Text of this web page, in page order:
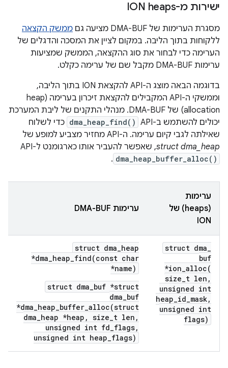
ישירות מ-ION heaps
מסגרת הערימות של DMA-BUF מציעה גם
ממשק הקצאה
ללקוחות בתוך הליבה. במקום לציין את המסכה והדגלים של
הערימה כדי לבחור את סוג ההקצאה, הממשק שמציעות
ערימות DMA-BUF מקבל שם של ערימה כקלט.
בדוגמה הבאה מוצג ה-API להקצאת ION בתוך הליבה,
וממשקי ה-API המקבילים להקצאת זיכרון בערימה (heap
allocation) של DMA-BUF. מנהלי התקנים של ליבת המערכת
יכולים להשתמש ב-API‏
dma_heap_find() כדי לשלוח
שאילתה לגבי קיום ערימה. ה-API מחזיר מצביע למופע של
struct dma_heap, שאפשר להעביר אותו כארגומנט ל-API‏
dma_heap_buffer_alloc()
.
ערימות
(heaps) של
ION
ערימות DMA-BUF
struct dma_
buf
*ion_alloc(
size_t len ,
unsigned int
heap_id_mask,
unsigned int
flags)
struct dma_heap
*dma_heap_find(const char
*name)
struct dma_buf *struct
dma_buf
*dma_heap_buffer_alloc(struct
dma_heap *heap, size_t len,
unsigned int fd_flags,
unsigned int heap_flags)